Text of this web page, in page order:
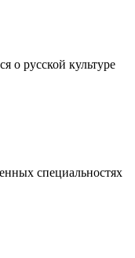
о русской культуре
специальностях